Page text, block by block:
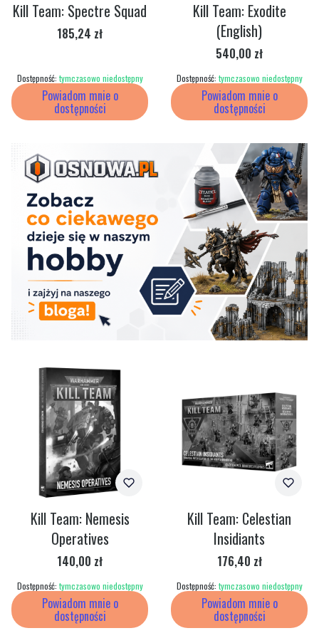
Powiadom mnie o
dostępności
Kill Team: Spectre Squad
Cena
185,24 zł
Dostępność: tymczasowo niedostępny
Powiadom mnie o
dostępności
Kill Team: Exodite
(English)
Cena
540,00 zł
Dostępność: tymczasowo niedostępny
Powiadom mnie o
dostępności
Kill Team: Nemesis
Operatives
Cena
140,00 zł
Dostępność: tymczasowo niedostępny
Powiadom mnie o
dostępności
Kill Team: Celestian
Insidiants
Cena
176,40 zł
Dostępność: tymczasowo niedostępny